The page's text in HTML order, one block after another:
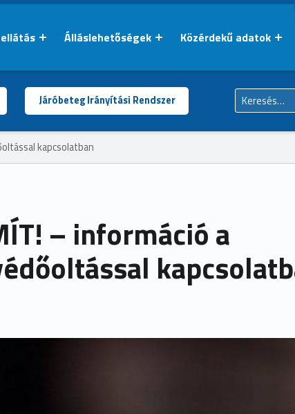
Álláslehetőségek Közérdekű adatok
Járóbeteg Irányítási Rendszer
kapcsolatban
– információ a